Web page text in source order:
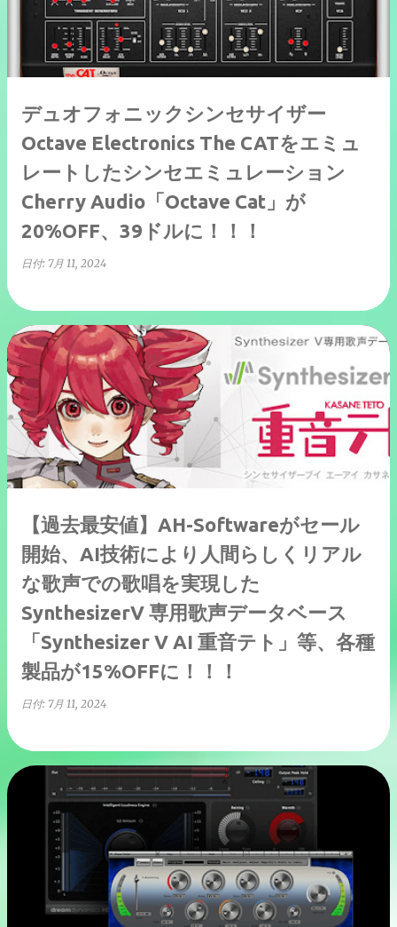
デュオフォニックシンセサイザー
Octave Electronics The CATをエミュ
レートしたシンセエミュレーション
Cherry Audio「Octave Cat」が
20%OFF、39ドルに！！！
日付: 7月 11, 2024
【過去最安値】AH-Softwareがセール
開始、AI技術により人間らしくリアル
な歌声での歌唱を実現した
SynthesizerV 専用歌声データベース
「Synthesizer V AI 重音テト」等、各種
製品が15%OFFに！！！
日付: 7月 11, 2024